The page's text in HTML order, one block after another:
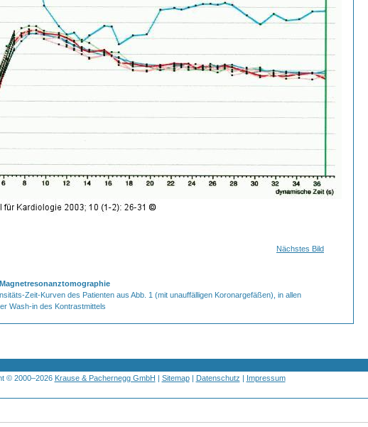
Nächstes Bild
Zeit-Kurven des Patienten aus Abb. 1 (mit unauffälligen Koronargefäßen), in allen
Wash-in des Kontrastmittels
© 2000–2026 Krause & Pachernegg GmbH | Sitemap| Datenschutz | Impressum